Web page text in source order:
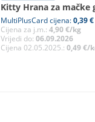
Kitty Hrana za mačke
MultiPlusCard cijena:0,39 €
Cijena za j.m.: 4,90 €/kg
Vrijedi do: 06.09.2026
Cijena 02.05.2025.: 0,49 €/